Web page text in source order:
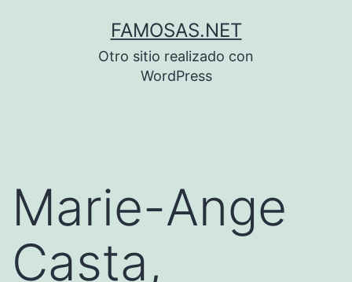
FAMOSAS.NET
Otro sitio realizado con
WordPress
Marie-Ange
Casta,